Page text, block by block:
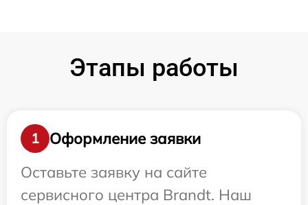
Этапы работы
1
Оформление заявки
Оставьте заявку на сайте
сервисного центра Brandt. Наш